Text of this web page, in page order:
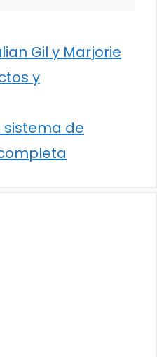
Gil y Marjorie
y
sistema de